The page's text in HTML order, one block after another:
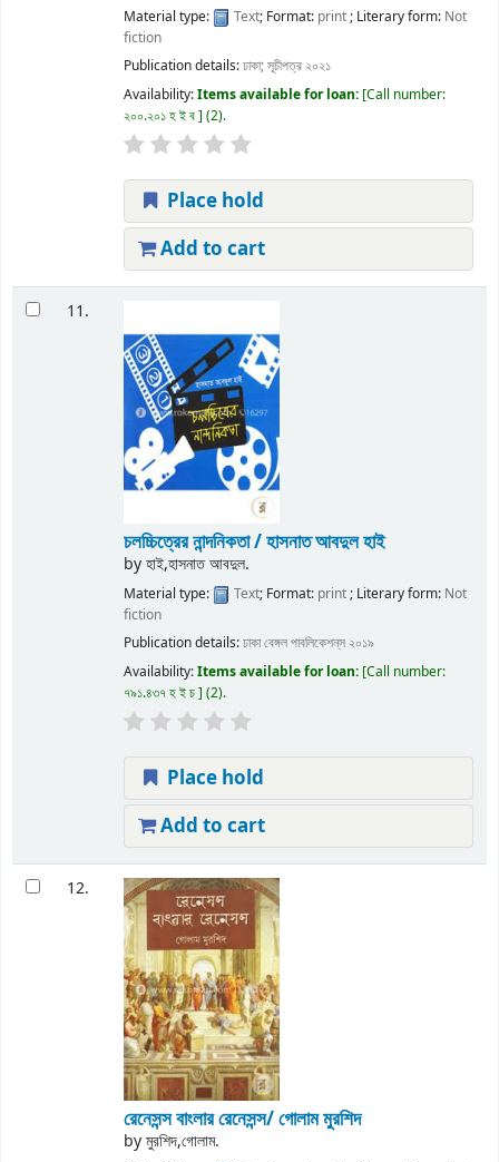
Material type: Text; Format: print; Literary form: Not
fiction
Publication details:ঢাকা;সূচীপত্র ২০২১
Availability:Items available for loan: Call number:
২০০.২০১ হ ই ব (2).
Place hold
Add to cart
11.
চলচ্চিত্রের নান্দনিকতা / হাসনাত আবদুল হাই
byহাই,হাসনাত আবদুল.
Material type: Text; Format: print; Literary form: Not
fiction
Publication details:ঢাকাবেঙ্গল পাবলিকেশন্‌স ২০১৯
Availability:Items available for loan: Call number:
৭৯১.৪৩৭ হ ই চ (2).
Place hold
Add to cart
12.
রেনেসন্স বাংলার রেনেসন্স/ গোলাম মুরশিদ
byমুরশিদ,গোলাম.